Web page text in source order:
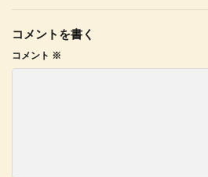
コメントを書く
コメント ※